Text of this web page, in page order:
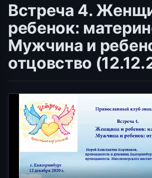
Встреча 4.
ребенок:
Мужчина и
отцовство